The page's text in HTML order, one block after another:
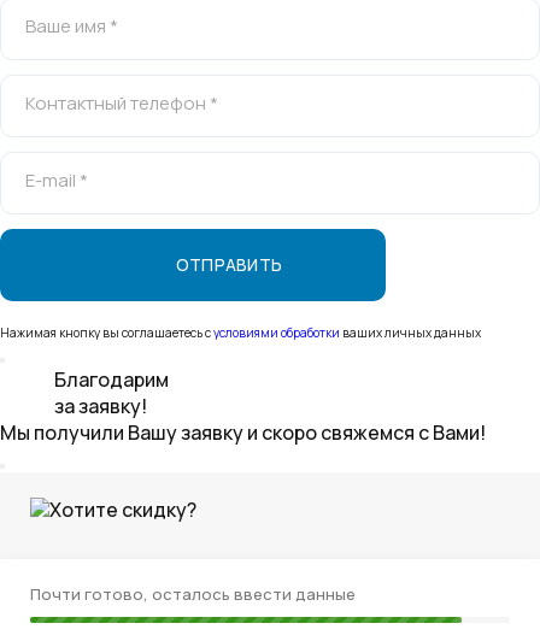
Ваше имя *
Контактный телефон *
E-mail *
Нажимая кнопку вы соглашаетесь сусловиями обработки ваших личных данных
Благодарим
за заявку!
Мы получили Вашу заявку и скоро свяжемся с Вами!
Хотите скидку?
Почти готово, осталось ввести данные